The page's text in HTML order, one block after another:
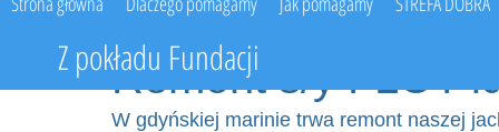
Remont s/y FLOT
W gdyńskiej marinie trwa remont naszej
Z pokładu Fundacji